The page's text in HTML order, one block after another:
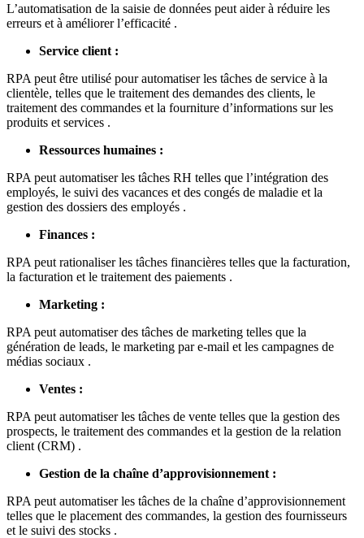
L’automatisation de la saisie de données peut aider à réduire les
erreurs et à améliorer l’efficacité .
Service client :
RPA peut être utilisé pour automatiser les tâches de service à la
clientèle, telles que le traitement des demandes des clients, le
traitement des commandes et la fourniture d’informations sur les
produits et services .
Ressources humaines :
RPA peut automatiser les tâches RH telles que l’intégration des
employés, le suivi des vacances et des congés de maladie et la
gestion des dossiers des employés .
Finances :
RPA peut rationaliser les tâches financières telles que la facturation,
la facturation et le traitement des paiements .
Marketing :
RPA peut automatiser des tâches de marketing telles que la
génération de leads, le marketing par e-mail et les campagnes de
médias sociaux .
Ventes :
RPA peut automatiser les tâches de vente telles que la gestion des
prospects, le traitement des commandes et la gestion de la relation
client (CRM) .
Gestion de la chaîne d’approvisionnement :
RPA peut automatiser les tâches de la chaîne d’approvisionnement
telles que le placement des commandes, la gestion des fournisseurs
et le suivi des stocks .